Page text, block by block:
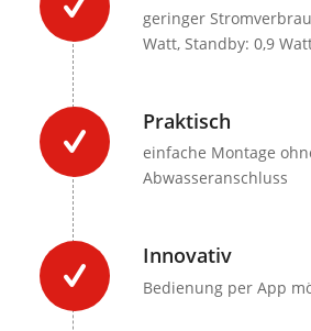
geringer
Watt, Standby: 0,9
Praktisch
einfache Montage
Abwasseranschluss
Innovativ
Bedienung per App